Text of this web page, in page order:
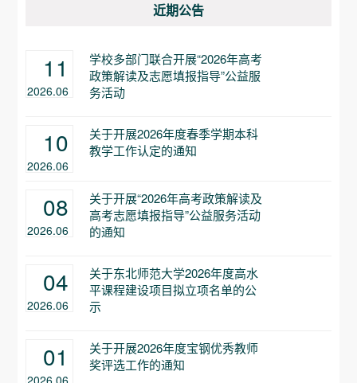
近期公告
11
2026.06
学校多部门联合开展“2026年高考
政策解读及志愿填报指导”公益服
务活动
10
2026.06
关于开展2026年度春季学期本科
教学工作认定的通知
08
2026.06
关于开展“2026年高考政策解读及
高考志愿填报指导”公益服务活动
的通知
04
2026.06
关于东北师范大学2026年度高水
平课程建设项目拟立项名单的公
示
01
2026.06
关于开展2026年度宝钢优秀教师
奖评选工作的通知